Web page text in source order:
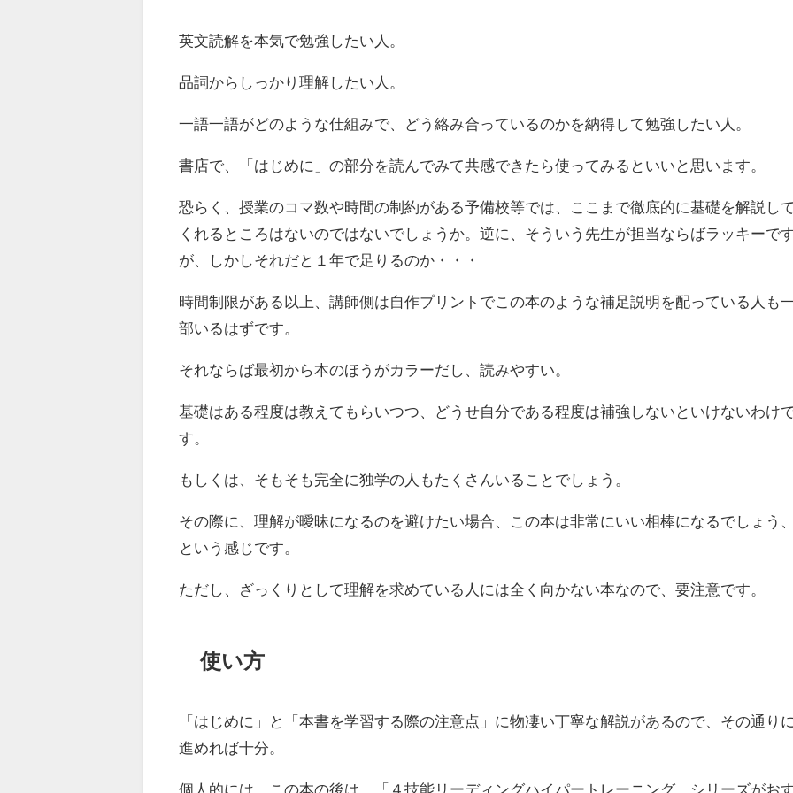
英文読解を本気で勉強したい人。
品詞からしっかり理解したい人。
一語一語がどのような仕組みで、どう絡み合っているのかを納得して勉強したい人。
書店で、「はじめに」の部分を読んでみて共感できたら使ってみるといいと思います。
恐らく、授業のコマ数や時間の制約がある予備校等では、ここまで徹底的に基礎を解説して
くれるところはないのではないでしょうか。逆に、そういう先生が担当ならばラッキーで
が、しかしそれだと１年で足りるのか・・・
時間制限がある以上、講師側は自作プリントでこの本のような補足説明を配っている人も
部いるはずです。
それならば最初から本のほうがカラーだし、読みやすい。
基礎はある程度は教えてもらいつつ、どうせ自分である程度は補強しないといけないわけ
す。
もしくは、そもそも完全に独学の人もたくさんいることでしょう。
その際に、理解が曖昧になるのを避けたい場合、この本は非常にいい相棒になるでしょう、
という感じです。
ただし、ざっくりとして理解を求めている人には全く向かない本なので、要注意です。
使い方
「はじめに」と「本書を学習する際の注意点」に物凄い丁寧な解説があるので、その通りに
進めれば十分。
個人的には、この本の後は、「４技能リーディングハイパートレーニング」シリーズがお